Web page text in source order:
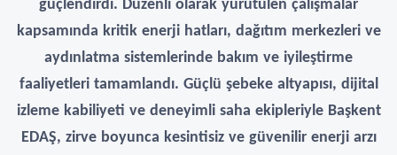
güçlendirdi. Düzenli olarak yürütülen çalışmalar
kapsamında kritik enerji hatları, dağıtım merkezleri ve
aydınlatma sistemlerinde bakım ve iyileştirme
faaliyetleri tamamlandı. Güçlü şebeke altyapısı, dijital
izleme kabiliyeti ve deneyimli saha ekipleriyle Başkent
EDAŞ, zirve boyunca kesintisiz ve güvenilir enerji arzı